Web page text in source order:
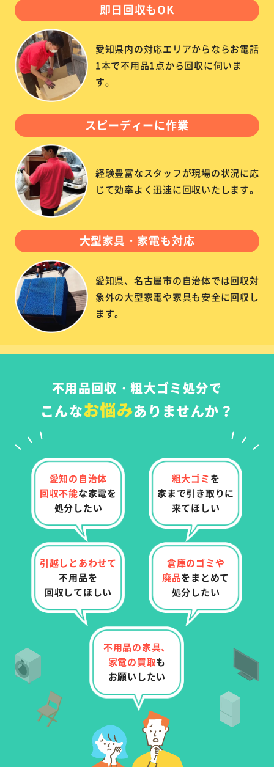
即日回収もOK
愛知県内の対応エリアからならお電話
1本で不用品1点から回収に伺いま
す。
スピーディーに作業
経験豊富なスタッフが現場の状況に応
じて効率よく迅速に回収いたします。
大型家具・家電も対応
愛知県、名古屋市の自治体では回収対
象外の大型家電や家具も安全に回収し
ます。
不用品回収・粗大ゴミ処分で
こんなお悩みありませんか？
愛知の自治体
回収不能な家電を
処分したい
粗大ゴミを
家まで引き取りに
来てほしい
引越しとあわせて
不用品を
回収してほしい
倉庫のゴミや
廃品をまとめて
処分したい
不用品の家具、
家電の買取も
お願いしたい